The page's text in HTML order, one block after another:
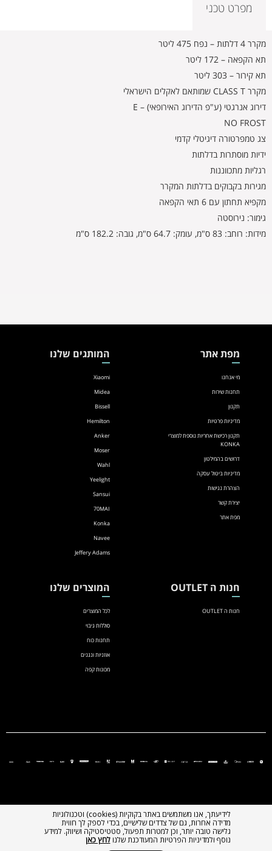
מפרט טכני
מקרר 4 דלתות – נפח 475 ליטר
תא הקפאה – 172 ליטר
תא קירור – 303 ליטר
מקרר CLASS T שמותאם לאקלים הישראלי
דירוג אנרגטי (ע"פ הדירוג האירופאי) – E
NO FROST
צג טמפרטורה דיגיטלי קדמי
ידיות מוסתרות בדלתות
רגליות מתכווננות
מגירות בקבוקים בדלתות המקרר
מקפיא תחתון עם 6 תאי הקפאה
גימור: נירוסטה
מידות: רוחב: 83 ס"מ, עומק: 64.7 ס"מ, גובה: 182.2 ס"מ
מפת אתר
מי אנחנו
תחנות שירות
תקנון
מדיניות פרטיות
תקנון רכישת אחריות נוספת למוצרי
KONKA
דרושים בהמילטון
מדיניות ביטול עסקה
הצהרת נגישות
יצירת קשר
מפת אתר
המותגים שלנו
Xiaomi
Midea
Bissell
Hemilton
Anker
Moser
Wahl
Yeelight
Sansui
70MAI
Konka
Navee
Jeffery Adams
חנות ה OUTLET
חנות ה OUTLET
המוצרים שלנו
לכל המוצרים
סוללות גיבוי
תחנות כוח
אוזניות ונגנים
מכונות קפה
לידיעתך, אנו משתמשים באתר בקוקיות (cookies) וטכנולוגיות
מדידה אחרות, גם של צדדים שלישיים, בכדי לספק לך חווית
גלישה טובה יותר, וכן למטרות תפעול, סטטיסטיקה ושיווק. למידע
נוסף ולמדיניות הפרטיות המעודכנת שלנולחץ כאן